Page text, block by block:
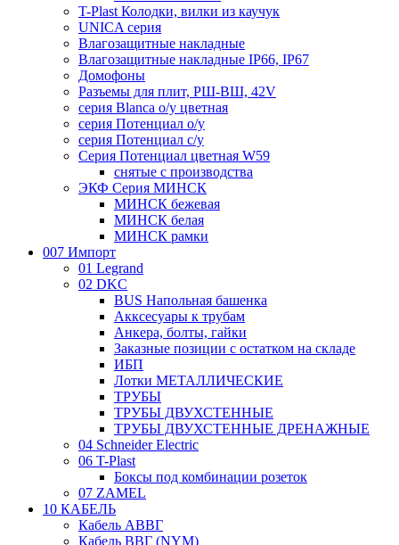
T-Plast Колодки, вилки из каучук
UNICA серия
Влагозащитные накладные
Влагозащитные накладные IP66, IP67
Домофоны
Разъемы для плит, РШ-ВШ, 42V
серия Blanca о/у цветная
серия Потенциал о/у
серия Потенциал с/у
Серия Потенциал цветная W59
снятые с производства
ЭКФ Серия МИНСК
МИНСК бежевая
МИНСК белая
МИНСК рамки
007 Импорт
01 Legrand
02 DKC
BUS Напольная башенка
Акксесуары к трубам
Анкера, болты, гайки
Заказные позиции с остатком на складе
ИБП
Лотки МЕТАЛЛИЧЕСКИЕ
ТРУБЫ
ТРУБЫ ДВУХСТЕННЫЕ
ТРУБЫ ДВУХСТЕННЫЕ ДРЕНАЖНЫЕ
04 Schneider Electric
06 T-Plast
Боксы под комбинации розеток
07 ZAMEL
10 КАБЕЛЬ
Кабель АВВГ
Кабель ВВГ (NYM)